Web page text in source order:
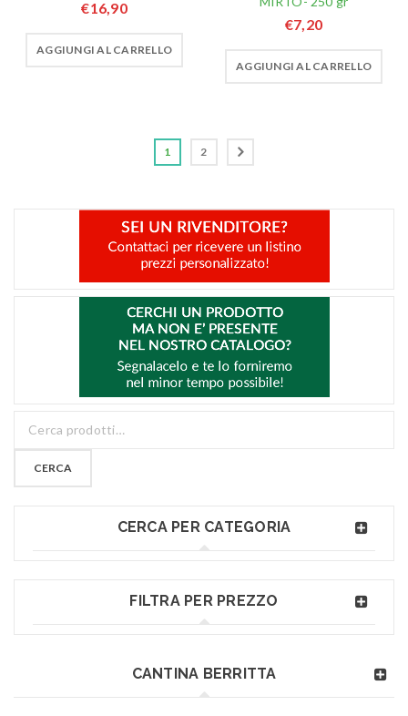
€16,90
AGGIUNGI AL CARRELLO
€7,20
AGGIUNGI AL CARRELLO
1 2
CERCA
CERCA PER CATEGORIA
FILTRA PER PREZZO
CANTINA BERRITTA